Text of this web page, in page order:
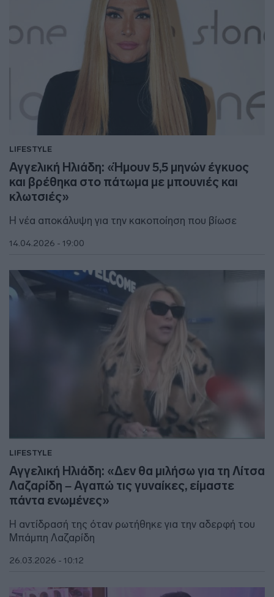
LIFESTYLE
Αγγελική Ηλιάδη: «Ήμουν 5,5 μηνών έγκυος
και βρέθηκα στο πάτωμα με μπουνιές και
κλωτσιές»
Η νέα αποκάλυψη για την κακοποίηση που βίωσε
14.04.2026 - 19:00
LIFESTYLE
Αγγελική Ηλιάδη: «Δεν θα μιλήσω για τη Λίτσα
Λαζαρίδη – Αγαπώ τις γυναίκες, είμαστε
πάντα ενωμένες»
Η αντίδρασή της όταν ρωτήθηκε για την αδερφή του
Μπάμπη Λαζαρίδη
26.03.2026 - 10:12